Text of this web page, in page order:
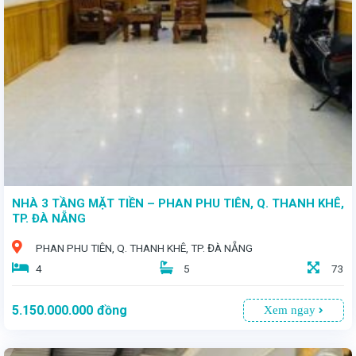
NHÀ 3 TẦNG MẶT TIỀN – PHAN PHU TIÊN, Q. THANH KHÊ,
TP. ĐÀ NẴNG
PHAN PHU TIÊN, Q. THANH KHÊ, TP. ĐÀ NẴNG
4
5 73
5.150.000.000 đồng Xem ngay